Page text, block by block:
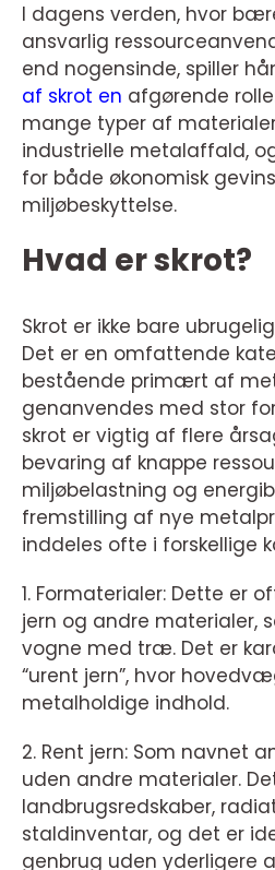
I dagens verden, hvor
ansvarlig
end nogensinde, spiller
af skrot en afgørende
mange typer af
industrielle metalaffald,
for både økonomisk
miljøbeskyttelse.
Hvad er skrot?
Skrot er ikke bare
Det er en omfattende
bestående primært af
genanvendes med stor
skrot er vigtig af flere
bevaring af knappe
miljøbelastning og
fremstilling af nye
inddeles ofte i forskellige
1. Formaterialer: Dette er
jern og andre materialer,
vogne med træ. Det er
“urent jern”, hvor
metalholdige indhold.
2. Rent jern: Som navnet
uden andre materialer.
landbrugsredskaber,
staldinventar, og det er
genbrug uden yderligere